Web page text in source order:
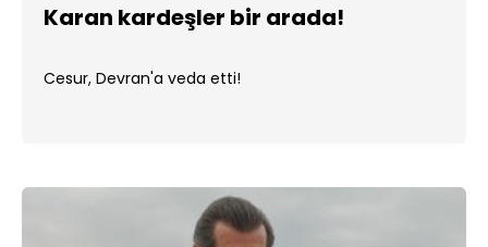
Karan kardeşler bir arada!
Cesur, Devran'a veda etti!